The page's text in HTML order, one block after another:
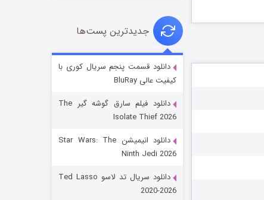
قسمت6 (زیرنویس)
جدیدترین پست‌ها
دانلود قسمت پنجم سریال کوری با
کیفیت عالی BluRay
دانلود فیلم سارق گوشه گیر The
Isolate Thief 2026
دانلود انیمیشن Star Wars: The
Ninth Jedi 2026
دانلود سریال تد لاسو Ted Lasso
2020-2026